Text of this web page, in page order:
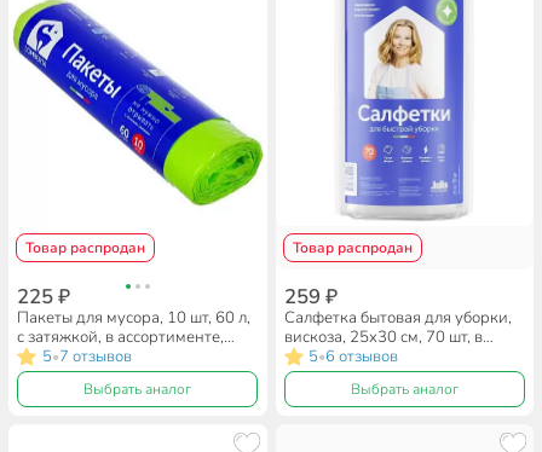
Товар распродан
225 ₽
Пакеты для мусора, 10 шт, 60 л,
с затяжкой, в ассортименте,
Lomberta, 720829
5•7 отзывов
Выбрать аналог
Товар распродан
259 ₽
Салфетка бытовая для уборки,
вискоза, 25х30 см, 70 шт, в
рулоне, Lomberta, 720218
5•6 отзывов
Выбрать аналог